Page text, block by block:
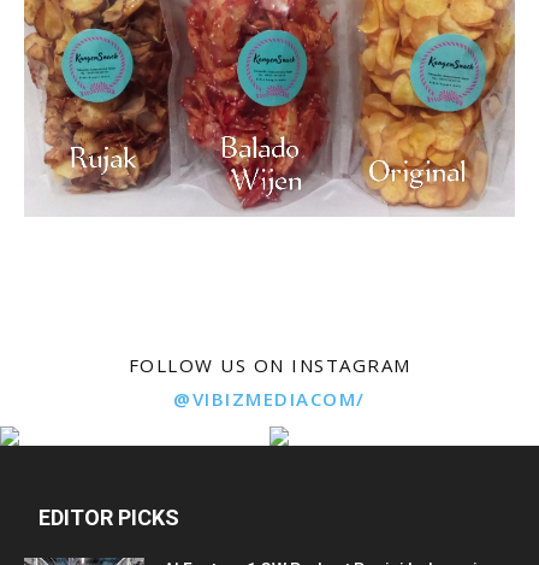
FOLLOW US ON INSTAGRAM
@VIBIZMEDIACOM/
EDITOR PICKS